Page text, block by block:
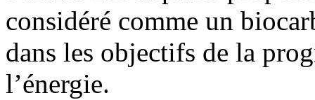
considéré comme un
dans les objectifs de la
l’énergie.